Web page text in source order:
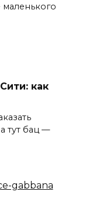
как
тут бац —